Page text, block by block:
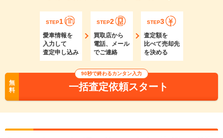
STEP1
愛車情報を
入力して
査定申し込み
STEP2
買取店から
電話、メール
でご連絡
STEP3
査定額を
比べて売却先
を決める
無
料
90秒で終わるカンタン入力
一括査定依頼スタート